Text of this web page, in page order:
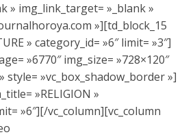
» img_link_target= »_blank »
»][td_block_15
» category_id= »6″ limit= »3″]
»6770″ img_size= »728×120″
style= »vc_box_shadow_border »]
»RELIGION »
»6″][/vc_column][vc_column